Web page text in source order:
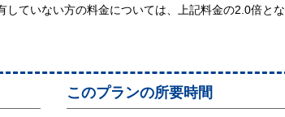
ていない方の料金については、上記料金の2.0倍とな
このプランの所要時間